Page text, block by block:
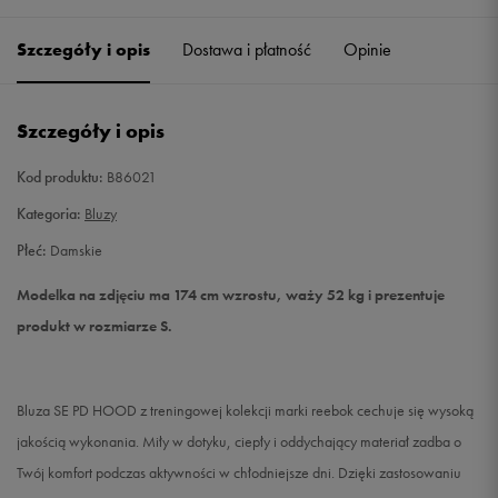
S Powiadom o dostępności
Szczegóły i opis Dostawa i płatność Opinie
Szczegóły i opis
Kod produktu: B86021
Kategoria: Bluzy
Płeć: Damskie
Modelka na zdjęciu ma 174 cm wzrostu, waży 52 kg i prezentuje
produkt w rozmiarze S.
Bluza SE PD HOOD z treningowej kolekcji marki reebok cechuje się wysoką
jakością wykonania. Miły w dotyku, ciepły i oddychający materiał zadba o
Twój komfort podczas aktywności w chłodniejsze dni. Dzięki zastosowaniu